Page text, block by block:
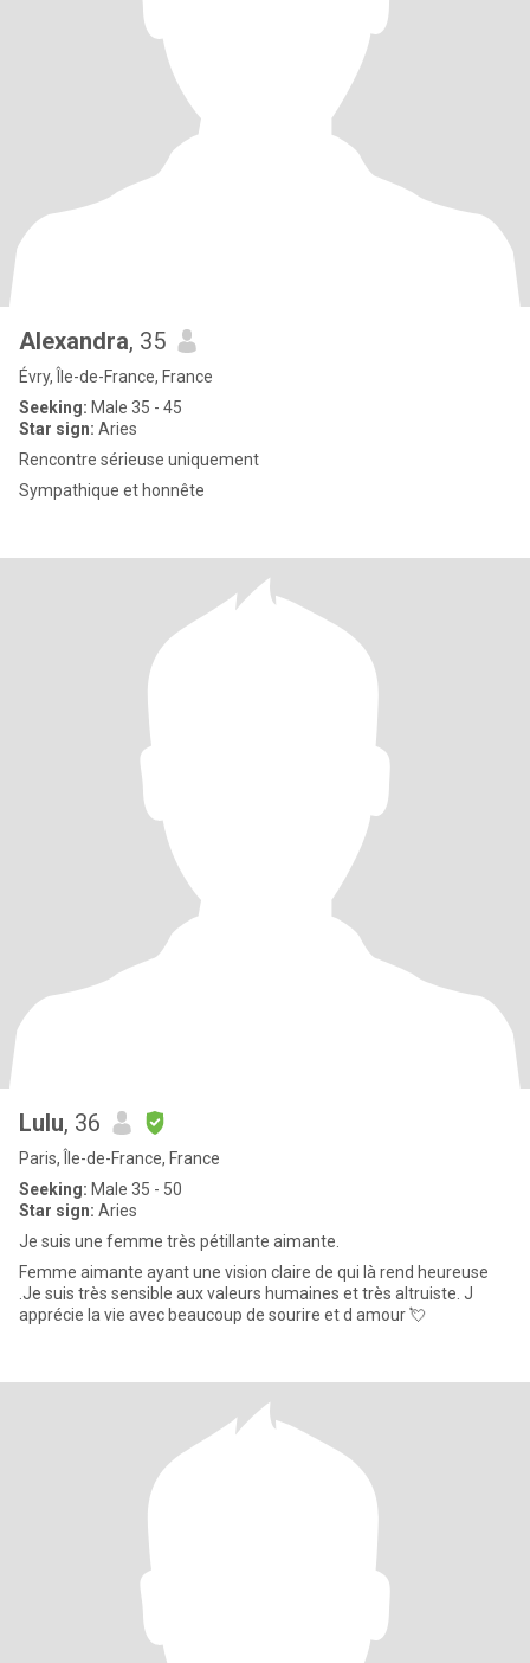
Alexandra, 35
Évry, Île-de-France, France
Seeking: Male 35 - 45
Star sign: Aries
Rencontre sérieuse uniquement
Sympathique et honnête
Lulu, 36
Paris, Île-de-France, France
Seeking: Male 35 - 50
Star sign: Aries
Je suis une femme très pétillante aimante.
Femme aimante ayant une vision claire de qui là rend heureuse
.Je suis très sensible aux valeurs humaines et très altruiste. J
apprécie la vie avec beaucoup de sourire et d amour 💘